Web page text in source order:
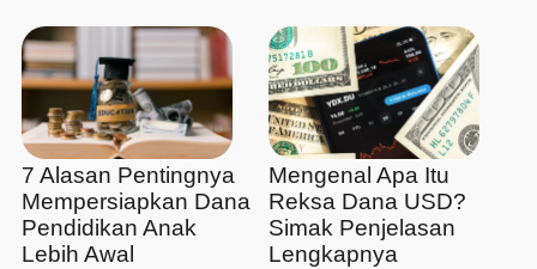
7 Alasan Pentingnya
Mempersiapkan Dana
Pendidikan Anak
Lebih Awal
Mengenal Apa Itu
Reksa Dana USD?
Simak Penjelasan
Lengkapnya